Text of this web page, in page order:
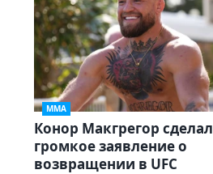
ММА
Конор Макгрегор сделал
громкое заявление о
возвращении в UFC